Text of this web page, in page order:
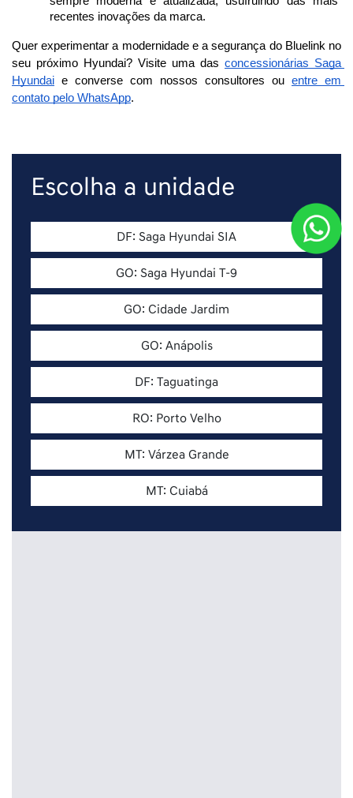
recentes inovações da marca.
Quer experimentar a modernidade e a segurança do Bluelink no
seu próximo Hyundai? Visite uma das concessionárias Saga
Hyundai e converse com nossos consultores ou entre em
contato pelo WhatsApp.
Escolha a unidade
DF: Saga Hyundai SIA
GO: Saga Hyundai T-9
GO: Cidade Jardim
GO: Anápolis
DF: Taguatinga
RO: Porto Velho
MT: Várzea Grande
MT: Cuiabá